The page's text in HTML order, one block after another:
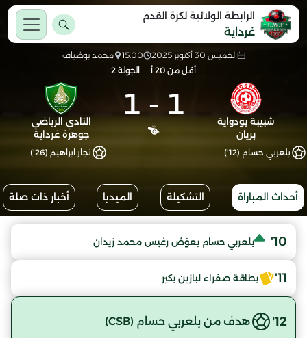
الرابطة الولائية لكرة القدم
غرداية
الخميس 30 أكتوبر 2025 15:00
محمد بوضياف
أقل من 20 أ
الجولة 2
شبيبة بودواية
بريان
1
-
1
النادي الرياضي
جوهرة غرداية
بلعربي حسام (12') نجار ابراهيم (26')
أحداث المباراة التشكيلة الميديا أخبار ذات صلة
10' بلعربي حسام يعوّض رغيس محمد زيدان
11' بطاقة صفراء لبازين بكير
12' هدف من بلعربي حسام (CSB)